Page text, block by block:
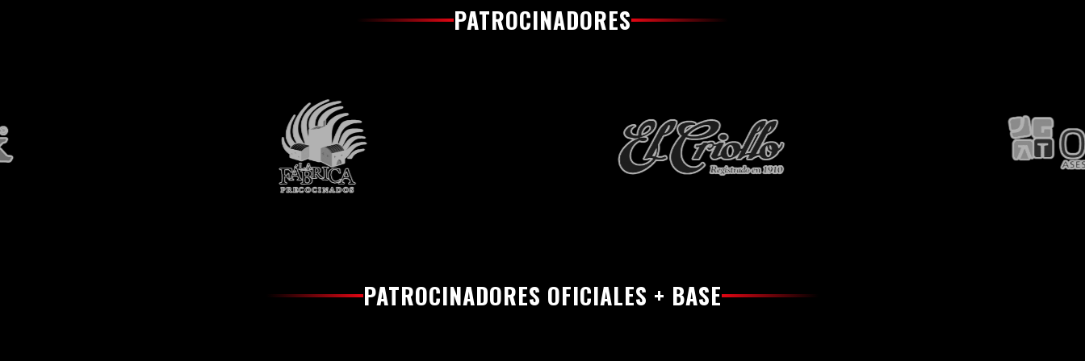
PATROCINADORES
PATROCINADORES OFICIALES + BASE